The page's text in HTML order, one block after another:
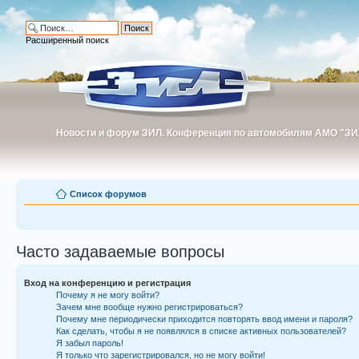
Новости и форум ЗИЛ. Конференция по автомобилям АМО
Новости и форум ЗИЛ. Конференция по автомобилям АМО
Расширенный поиск
Список форумов
Часто задаваемые вопросы
Вход на конференцию и регистрация
Почему я не могу войти?
Зачем мне вообще нужно регистрироваться?
Почему мне периодически приходится повторять ввод имени и пароля?
Как сделать, чтобы я не появлялся в списке активных пользователей?
Я забыл пароль!
Я только что зарегистрировался, но не могу войти!